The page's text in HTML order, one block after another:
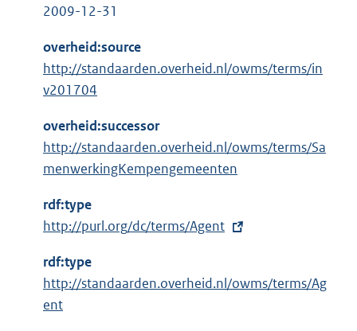
2009-12-31
overheid:source
http://standaarden.overheid.nl/owms/terms/in
v201704
overheid:successor
http://standaarden.overheid.nl/owms/terms/Sa
menwerkingKempengemeenten
rdf:type
E
t
e
r
http://purl.org/dc/terms/Agent
rdf:type
http://standaarden.overheid.nl/owms/terms/Ag
ent